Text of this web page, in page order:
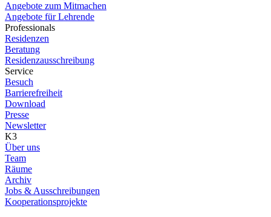
Angebote zum Mitmachen
Angebote für Lehrende
Professionals
Residenzen
Beratung
Residenzausschreibung
Service
Besuch
Barrierefreiheit
Download
Presse
Newsletter
K3
Über uns
Team
Räume
Archiv
Jobs & Ausschreibungen
Kooperationsprojekte